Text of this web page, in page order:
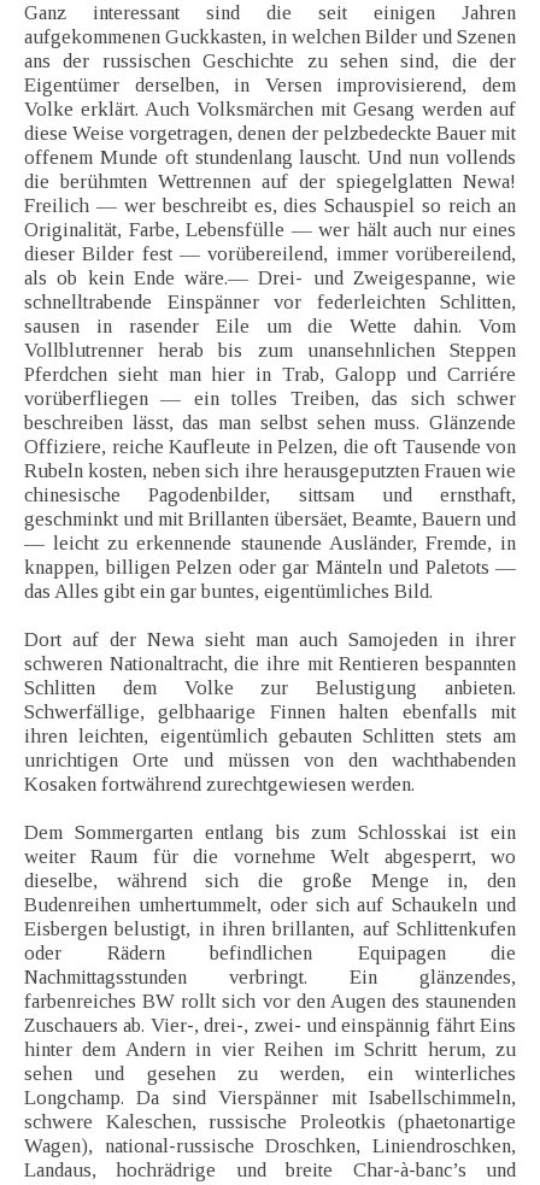
Ganz interessant sind die seit einigen Jahren
aufgekommenen Guckkasten, in welchen Bilder und Szenen
ans der russischen Geschichte zu sehen sind, die der
Eigentümer derselben, in Versen improvisierend, dem
Volke erklärt. Auch Volksmärchen mit Gesang werden auf
diese Weise vorgetragen, denen der pelzbedeckte Bauer mit
offenem Munde oft stundenlang lauscht. Und nun vollends
die berühmten Wettrennen auf der spiegelglatten Newa!
Freilich — wer beschreibt es, dies Schauspiel so reich an
Originalität, Farbe, Lebensfülle — wer hält auch nur eines
dieser Bilder fest — vorübereilend, immer vorübereilend,
als ob kein Ende wäre.— Drei- und Zweigespanne, wie
schnelltrabende Einspänner vor federleichten Schlitten,
sausen in rasender Eile um die Wette dahin. Vom
Vollblutrenner herab bis zum unansehnlichen Steppen
Pferdchen sieht man hier in Trab, Galopp und Carriére
vorüberfliegen — ein tolles Treiben, das sich schwer
beschreiben lässt, das man selbst sehen muss. Glänzende
Offiziere, reiche Kaufleute in Pelzen, die oft Tausende von
Rubeln kosten, neben sich ihre herausgeputzten Frauen wie
chinesische Pagodenbilder, sittsam und ernsthaft,
geschminkt und mit Brillanten übersäet, Beamte, Bauern und
— leicht zu erkennende staunende Ausländer, Fremde, in
knappen, billigen Pelzen oder gar Mänteln und Paletots —
das Alles gibt ein gar buntes, eigentümliches Bild.
Dort auf der Newa sieht man auch Samojeden in ihrer
schweren Nationaltracht, die ihre mit Rentieren bespannten
Schlitten dem Volke zur Belustigung anbieten.
Schwerfällige, gelbhaarige Finnen halten ebenfalls mit
ihren leichten, eigentümlich gebauten Schlitten stets am
unrichtigen Orte und müssen von den wachthabenden
Kosaken fortwährend zurechtgewiesen werden.
Dem Sommergarten entlang bis zum Schlosskai ist ein
weiter Raum für die vornehme Welt abgesperrt, wo
dieselbe, während sich die große Menge in, den
Budenreihen umhertummelt, oder sich auf Schaukeln und
Eisbergen belustigt, in ihren brillanten, auf Schlittenkufen
oder Rädern befindlichen Equipagen die
Nachmittagsstunden verbringt. Ein glänzendes,
farbenreiches BW rollt sich vor den Augen des staunenden
Zuschauers ab. Vier-, drei-, zwei- und einspännig fährt Eins
hinter dem Andern in vier Reihen im Schritt herum, zu
sehen und gesehen zu werden, ein winterliches
Longchamp. Da sind Vierspänner mit Isabellschimmeln,
schwere Kaleschen, russische Proleotkis (phaetonartige
Wagen), national-russische Droschken, Liniendroschken,
Landaus, hochrädrige und breite Char-à-banc’s und